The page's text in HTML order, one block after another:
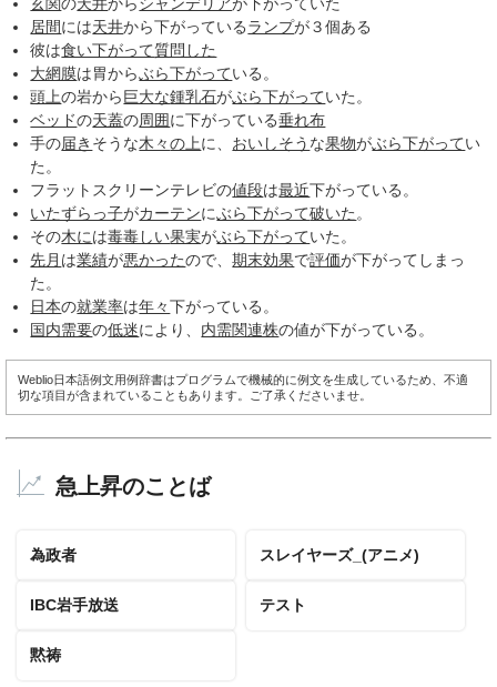
居間には天井から下がっているランプが３個ある
彼は食い下がって質問した
大網膜は胃からぶら下がっている。
頭上の岩から巨大な鍾乳石がぶら下がっていた。
ベッドの天蓋の周囲に下がっている垂れ布
手の届き そうな木々の上に、 おいしそう な果物がぶら下がってい
た。
フラットスクリーンテレビの値段は最近下がっている。
いたずらっ子がカーテンにぶら下がって破いた 。
その木には毒毒しい果実がぶら下がっていた。
先月 は業績が悪かったので、期末効果で評価が下がってしまっ
た。
日本の就業率は年々下がっている。
国内需要の低迷により、 内需関連株の値が下がっている。
Weblio日本語例文用例辞書はプログラムで機械的に例文を生成しているため、不適
切な項目が含まれていることもあります。ご了承くださいませ。
急上昇のことば
為政者 スレイヤーズ_(アニメ)
IBC岩手放送 テスト
黙祷